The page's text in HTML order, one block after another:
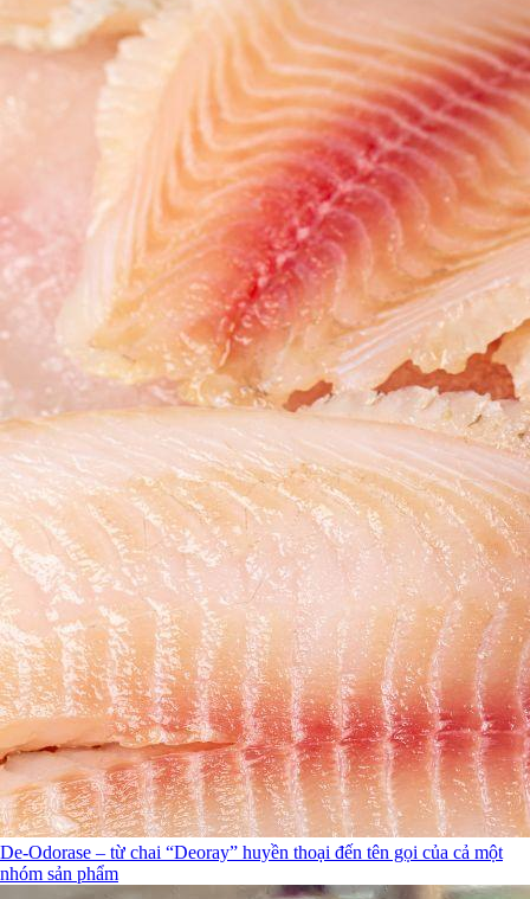
De-Odorase – từ chai “Deoray” huyền thoại đến tên gọi của cả một
nhóm sản phẩm